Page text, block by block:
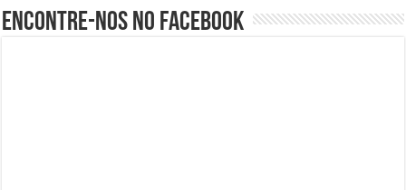
Encontre-nos no Facebook